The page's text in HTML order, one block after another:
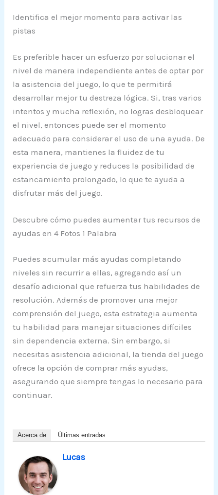
Identifica el mejor momento para activar las
pistas
Es preferible hacer un esfuerzo por solucionar el
nivel de manera independiente antes de optar por
la asistencia del juego, lo que te permitirá
desarrollar mejor tu destreza lógica. Si, tras varios
intentos y mucha reflexión, no logras desbloquear
el nivel, entonces puede ser el momento
adecuado para considerar el uso de una ayuda. De
esta manera, mantienes la fluidez de tu
experiencia de juego y reduces la posibilidad de
estancamiento prolongado, lo que te ayuda a
disfrutar más del juego.
Descubre cómo puedes aumentar tus recursos de
ayudas en 4 Fotos 1 Palabra
Puedes acumular más ayudas completando
niveles sin recurrir a ellas, agregando así un
desafío adicional que refuerza tus habilidades de
resolución. Además de promover una mejor
comprensión del juego, esta estrategia aumenta
tu habilidad para manejar situaciones difíciles
sin dependencia externa. Sin embargo, si
necesitas asistencia adicional, la tienda del juego
ofrece la opción de comprar más ayudas,
asegurando que siempre tengas lo necesario para
continuar.
Acerca de Últimas entradas
Lucas